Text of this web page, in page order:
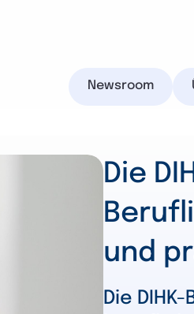
Newsroom
Die
und
Die